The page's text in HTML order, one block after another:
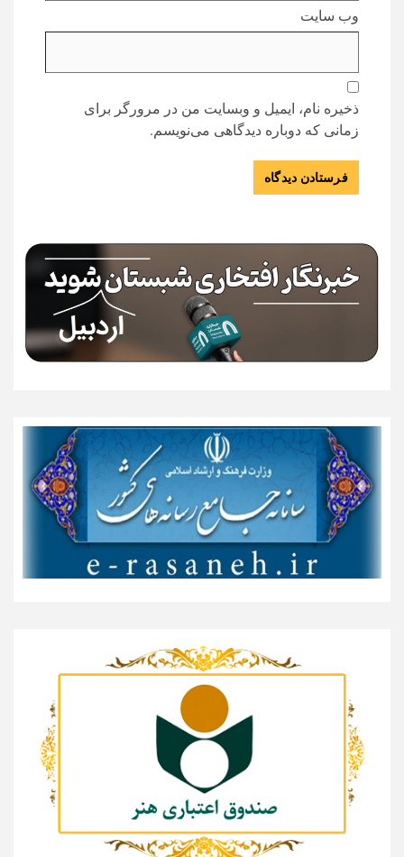
وب‌ سایت
ذخیره نام، ایمیل و وبسایت من در مرورگر برای
زمانی که دوباره دیدگاهی می‌نویسم.